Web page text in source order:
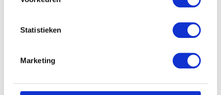
Statistieken
Marketing
homeopathisch druppeltje
ervoor zorgen dat mijn